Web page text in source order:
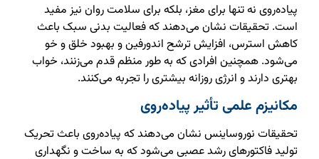
پیاده‌روی نه تنها برای مغز، بلکه برای سلامت روان نیز مفید
است. تحقیقات نشان می‌دهند که فعالیت بدنی سبک باعث
کاهش استرس، افزایش ترشح اندورفین و بهبود خلق و خو
می‌شود. همچنین افرادی که به طور منظم قدم می‌زنند، خواب
بهتری دارند و انرژی روزانه بیشتری را تجربه می‌کنند.
مکانیزم علمی تأثیر پیاده‌روی
تحقیقات نوروساینس نشان می‌دهند که پیاده‌روی باعث تحریک
تولید فاکتورهای رشد عصبی می‌شود که به ساخت و نگهداری